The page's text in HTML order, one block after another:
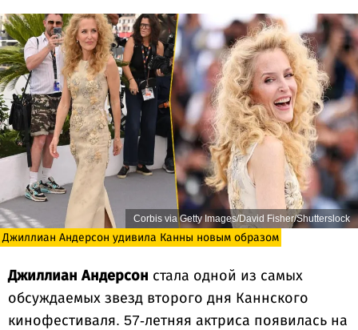
Corbis via Getty Images/David Fisher/Shutterslock
Джиллиан Андерсон удивила Канны новым образом
Джиллиан Андерсон стала одной из самых
обсуждаемых звезд второго дня Каннского
кинофестиваля. 57-летняя актриса появилась на